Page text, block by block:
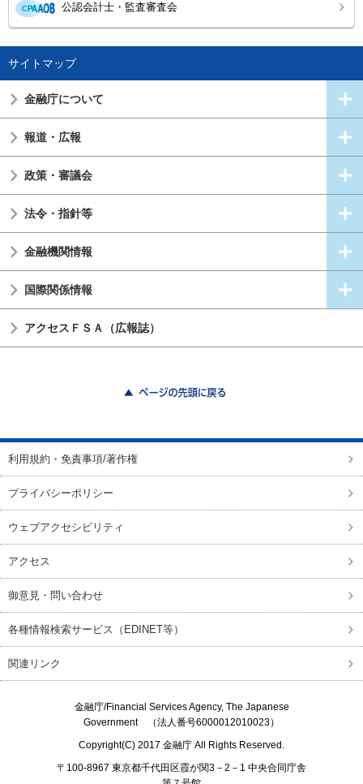
公認会計士・監査審査会
サイトマップ
金融庁について
報道・広報
政策・審議会
法令・指針等
金融機関情報
国際関係情報
アクセスＦＳＡ（広報誌）
利用規約・免責事項/著作権
プライバシーポリシー
ウェブアクセシビリティ
アクセス
御意見・問い合わせ
各種情報検索サービス（EDINET等）
関連リンク
金融庁/Financial Services Agency, The Japanese
Government（法人番号6000012010023）
Copyright(C) 2017 金融庁 All Rights Reserved.
〒100-8967 東京都千代田区霞が関3－2－1 中央合同庁舎